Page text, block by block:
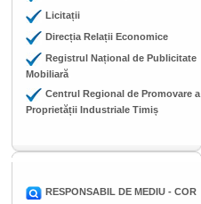
Licitații
Direcția Relații Economice
Registrul Național de Publicitate
Mobiliară
Centrul Regional de Promovare a
Proprietății Industriale Timiș
RESPONSABIL DE MEDIU - COR